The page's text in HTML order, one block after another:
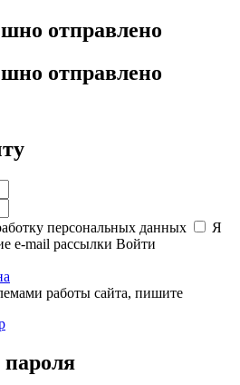
отправлено
отправлено
персональных данных
Я
e-mail рассылки Войти
работы сайта, пишите
пароля